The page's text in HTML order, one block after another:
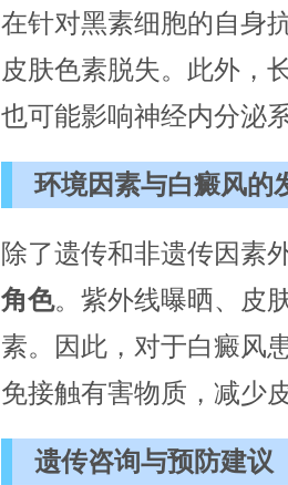
在针对黑素细胞的自身
皮肤色素脱失。此外，
也可能影响神经内分泌
环境因素与白癜风的
除了遗传和非遗传因素
角色。紫外线曝晒、皮
素。因此，对于白癜风
免接触有害物质，减少
遗传咨询与预防建议